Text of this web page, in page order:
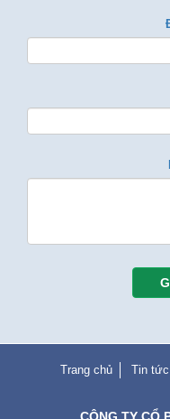
Trang chủ Tin tức